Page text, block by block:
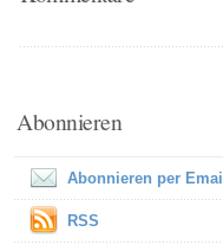
Abonnieren
Abonnieren per Email
RSS